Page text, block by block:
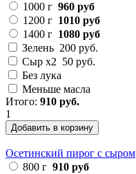
1000 г 960 руб
1200 г 1010 руб
1400 г 1080 руб
Зелень 200 руб.
Сыр х2 50 руб.
Без лука
Меньше масла
Итого: 910 руб.
1
Добавить в корзину
Осетинский пирог с сыром
800 г 910 руб